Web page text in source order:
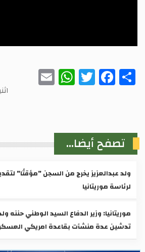
Share
Facebook
Twitter
WhatsApp
اثنين,
تصفح أيضا...
ولد عبدالعزيز يخرج من السجن "مؤقتًا"
لرئاسة موريتانيا
موريتانيا: وزير الدفاع السيد الوطني
تدشين عدة منشآت بقاعدة امريكي